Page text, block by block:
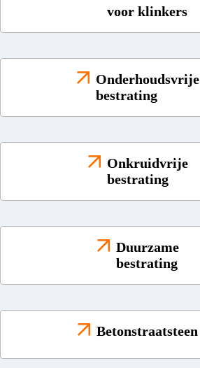
voor klinkers
Onderhoudsvrije
bestrating
Onkruidvrije
bestrating
Duurzame
bestrating
Betonstraatsteen